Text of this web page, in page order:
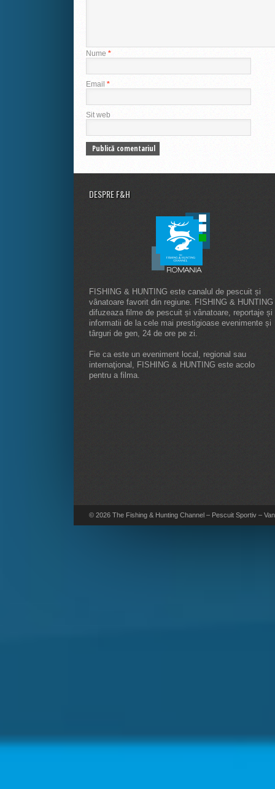
Nume *
Email *
Sit web
DESPRE F&H
FISHING & HUNTING este canalul de pescuit și
vânatoare favorit din regiune. FISHING & HUNTING
difuzeaza filme de pescuit și vânatoare, reportaje și
informatii de la cele mai prestigioase evenimente și
târguri de gen, 24 de ore pe zi.
Fie ca este un eveniment local, regional sau
internaţional, FISHING & HUNTING este acolo
pentru a filma.
© 2026 The Fishing & Hunting Channel – Pescuit Sportiv –